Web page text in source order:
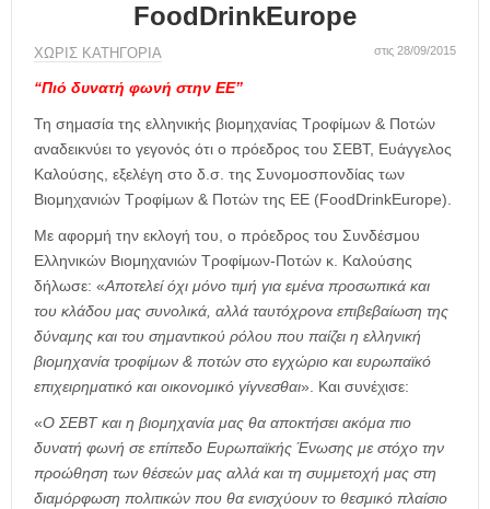
FοοdDrinkEurope
ΧΩΡΊΣ ΚΑΤΗΓΟΡΊΑ στις 28/09/2015
“Πιό δυνατή φωνή στην ΕΕ”
Τη σημασία της ελληνικής βιομηχανίας Τροφίμων & Ποτών
αναδεικνύει το γεγονός ότι ο πρόεδρος του ΣΕΒΤ, Ευάγγελος
Καλούσης, εξελέγη στο δ.σ. της Συνομοσπονδίας των
Βιομηχανιών Τροφίμων & Ποτών της ΕΕ (FoodDrinkEurope).
Με αφορμή την εκλογή του, ο πρόεδρος του Συνδέσμου
Ελληνικών Βιομηχανιών Τροφίμων-Ποτών κ. Καλούσης
δήλωσε: «Αποτελεί όχι μόνο τιμή για εμένα προσωπικά και
του κλάδου μας συνολικά, αλλά ταυτόχρονα επιβεβαίωση της
δύναμης και του σημαντικού ρόλου που παίζει η ελληνική
βιομηχανία τροφίμων & ποτών στο εγχώριο και ευρωπαϊκό
επιχειρηματικό και οικονομικό γίγνεσθαι». Και συνέχισε:
«Ο ΣΕΒΤ και η βιομηχανία μας θα αποκτήσει ακόμα πιο
δυνατή φωνή σε επίπεδο Ευρωπαϊκής Ένωσης με στόχο την
προώθηση των θέσεών μας αλλά και τη συμμετοχή μας στη
διαμόρφωση πολιτικών που θα ενισχύουν το θεσμικό πλαίσιο